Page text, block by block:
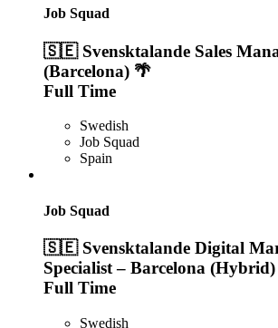
Job Squad
🇸🇪 Svensktalande Sales
(Barcelona) 🌴
Full Time
Swedish
Job Squad
Spain
Job Squad
🇸🇪 Svensktalande Digital
Specialist – Barcelona (Hybrid)
Full Time
Swedish